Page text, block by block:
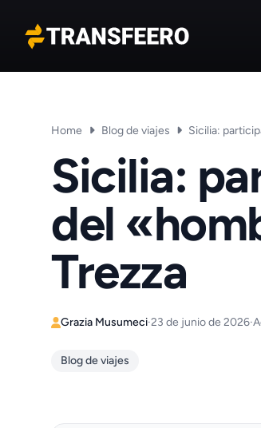
Transfeero
Home Blog de viajes Sicilia:
Sicilia:
del
Trezza
Grazia Musumeci·23 de junio de 2026·
Blog de viajes